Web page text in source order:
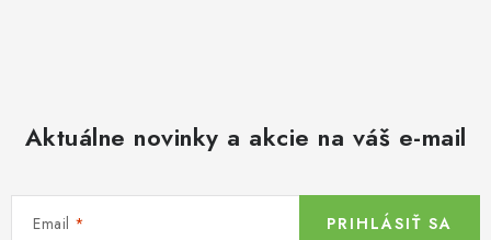
Aktuálne novinky a akcie na váš e-mail
Email PRIHLÁSIŤ SA